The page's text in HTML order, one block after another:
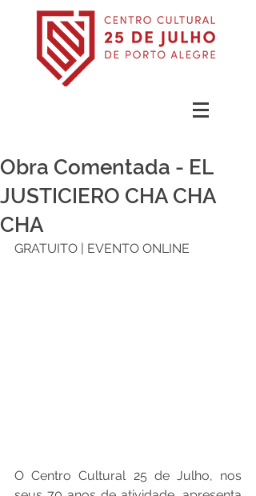
Obra Comentada - EL
JUSTICIERO CHA CHA
CHA
GRATUITO | EVENTO ONLINE
O Centro Cultural 25 de Julho, nos